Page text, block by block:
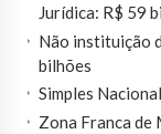
Jurídica: R$ 59
Não instituição
bilhões
Simples
Zona Franca de